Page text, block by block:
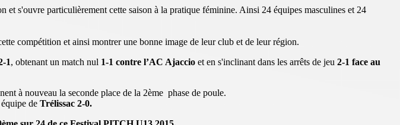
s'ouvre particulièrement cette saison à la pratique féminine. Ainsi 24 équipes masculines et 24
compétition et ainsi montrer une bonne image de leur club et de leur région.
1, obtenant un match nul 1-1 contre l’AC Ajaccio et en s'inclinant dans les arrêts de jeu 2-1 face au
à nouveau la seconde place de la 2ème phase de poule.
de Trélissac 2-0.